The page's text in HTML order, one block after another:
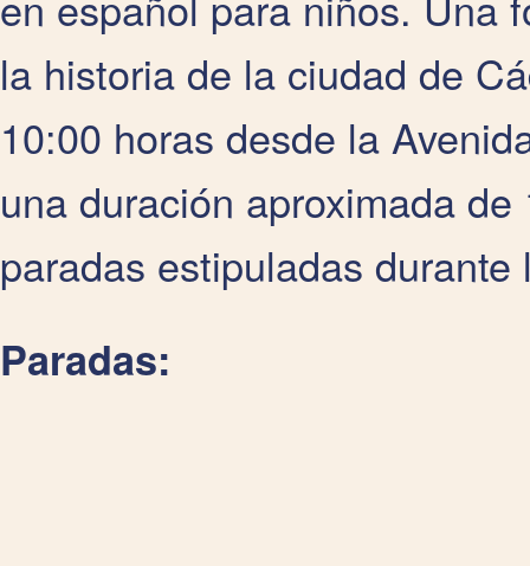
la historia de la ciudad de
10:00 horas desde la
una duración aproximada
paradas estipuladas
Paradas: